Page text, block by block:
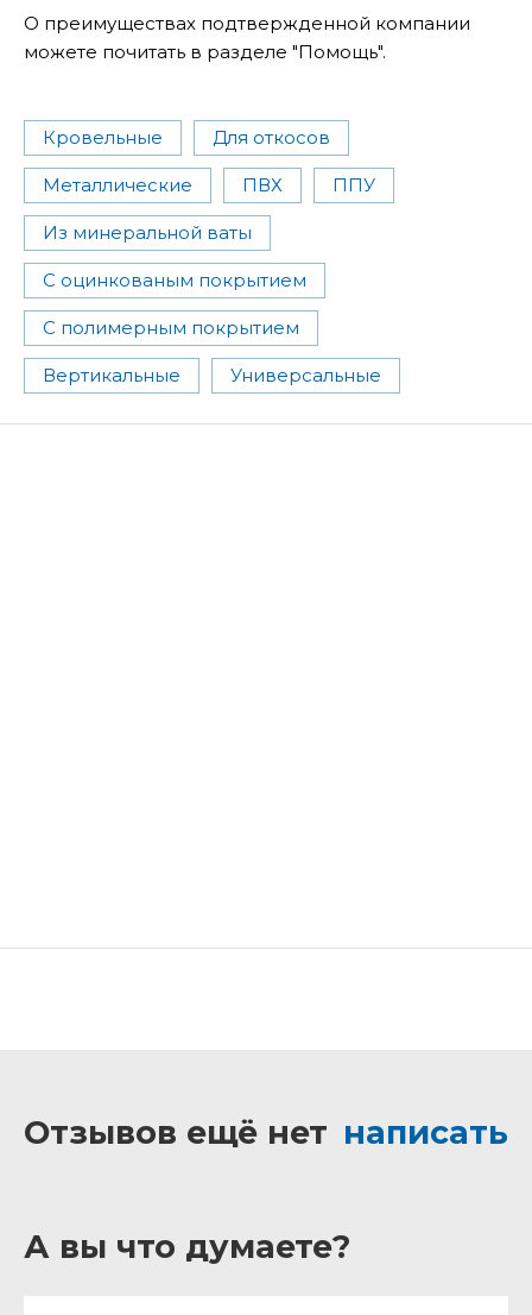
О преимуществах подтвержденной компании
можете почитать в разделе "Помощь".
Кровельные Для откосов
Металлические ПВХ ППУ
Из минеральной ваты
С оцинкованым покрытием
С полимерным покрытием
Вертикальные Универсальные
Отзывов ещё нет написать
А вы что думаете?